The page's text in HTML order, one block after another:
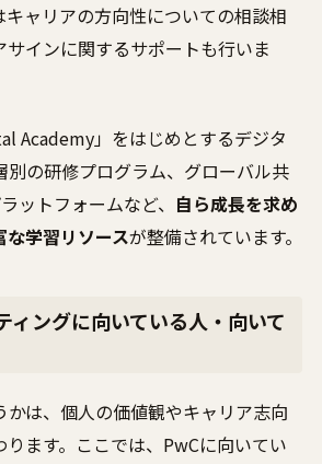
キャリアの方向性についての相談相
サインに関するサポートも行いま
Academy」をはじめとするデジタ
別の研修プログラム、グローバル共
ットフォームなど、 自ら成長を求め
な学習リソースが整備されています。
ィングに向いている人・向いて
かは、個人の価値観やキャリア志向
ります。ここでは、PwCに向いてい